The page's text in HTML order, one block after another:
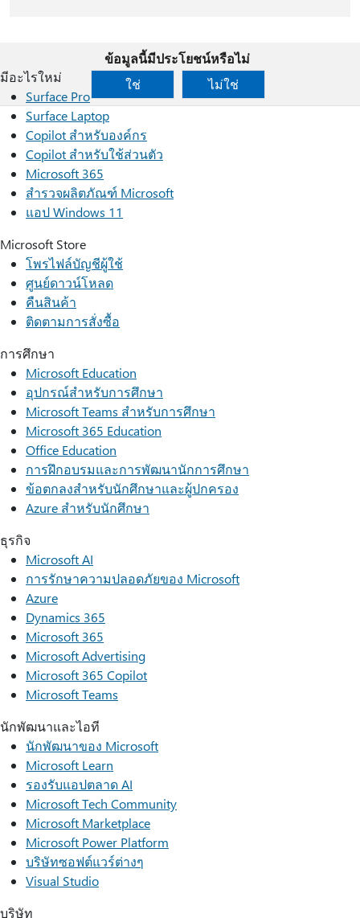
ข้อมูลนี้มีประโยชน์หรือไม่
ใช่
ไม่ใช่
มีอะไรใหม่
Surface Pro
Surface Laptop
Copilot สำหรับองค์กร
Copilot สำหรับใช้ส่วนตัว
Microsoft 365
สำรวจผลิตภัณฑ์ Microsoft
แอป Windows 11
Microsoft Store
โพรไฟล์บัญชีผู้ใช้
ศูนย์ดาวน์โหลด
คืนสินค้า
ติดตามการสั่งซื้อ
การศึกษา
Microsoft Education
อุปกรณ์สำหรับการศึกษา
Microsoft Teams สำหรับการศึกษา
Microsoft 365 Education
Office Education
การฝึกอบรมและการพัฒนานักการศึกษา
ข้อตกลงสำหรับนักศึกษาและผู้ปกครอง
Azure สำหรับนักศึกษา
ธุรกิจ
Microsoft AI
การรักษาความปลอดภัยของ Microsoft
Azure
Dynamics 365
Microsoft 365
Microsoft Advertising
Microsoft 365 Copilot
Microsoft Teams
นักพัฒนาและไอที
นักพัฒนาของ Microsoft
Microsoft Learn
รองรับแอปตลาด AI
Microsoft Tech Community
Microsoft Marketplace
Microsoft Power Platform
บริษัทซอฟต์แวร์ต่างๆ
Visual Studio
บริษัท